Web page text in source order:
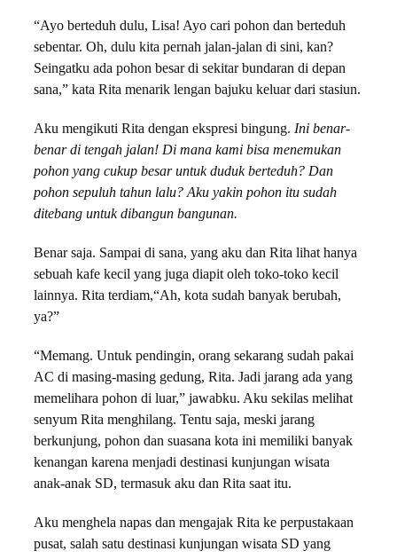
“Ayo berteduh dulu, Lisa! Ayo cari pohon dan berteduh
sebentar. Oh, dulu kita pernah jalan-jalan di sini, kan?
Seingatku ada pohon besar di sekitar bundaran di depan
sana,” kata Rita menarik lengan bajuku keluar dari stasiun.
Aku mengikuti Rita dengan ekspresi bingung. Ini benar-
benar di tengah jalan! Di mana kami bisa menemukan
pohon yang cukup besar untuk duduk berteduh? Dan
pohon sepuluh tahun lalu? Aku yakin pohon itu sudah
ditebang untuk dibangun bangunan.
Benar saja. Sampai di sana, yang aku dan Rita lihat hanya
sebuah kafe kecil yang juga diapit oleh toko-toko kecil
lainnya. Rita terdiam,“Ah, kota sudah banyak berubah,
ya?”
“Memang. Untuk pendingin, orang sekarang sudah pakai
AC di masing-masing gedung, Rita. Jadi jarang ada yang
memelihara pohon di luar,” jawabku. Aku sekilas melihat
senyum Rita menghilang. Tentu saja, meski jarang
berkunjung, pohon dan suasana kota ini memiliki banyak
kenangan karena menjadi destinasi kunjungan wisata
anak-anak SD, termasuk aku dan Rita saat itu.
Aku menghela napas dan mengajak Rita ke perpustakaan
pusat, salah satu destinasi kunjungan wisata SD yang